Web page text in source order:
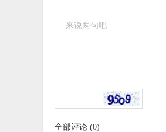
全部评论 (0)